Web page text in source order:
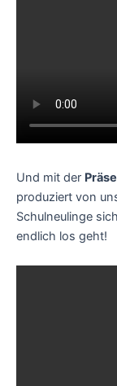
Und mit der
produziert von
Schulneulinge
endlich los geht!